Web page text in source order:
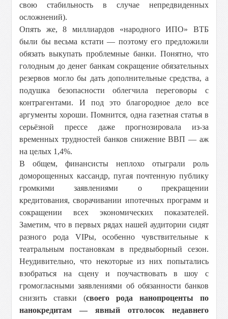
свою стабильность в случае непредвиденных
осложнений).
Опять же, 8 миллиардов «народного ИПО» ВТБ
были бы весьма кстати — поэтому его предложили
обязать выкупать проблемные банки. Понятно, что
голодным до денег банкам сокращение обязательных
резервов могло бы дать дополнительные средства, а
подушка безопасности облегчила переговоры с
контрагентами. И под это благородное дело все
аргументы хороши. Помнится, одна газетная статья в
серьёзной прессе даже прогнозировала из-за
временных трудностей банков снижение ВВП — аж
на целых 1,4%.
В общем, финансисты неплохо отыграли роль
доморощенных кассандр, пугая почтенную публику
громкими заявлениями о прекращении
кредитования, сворачивании ипотечных программ и
сокращении всех экономических показателей.
Заметим, что в первых рядах нашей аудитории сидят
разного рода VIPы, особенно чувствительные к
театральным постановкам в предвыборный сезон.
Неудивительно, что некоторые из них попытались
взобраться на сцену и поучаствовать в шоу с
громогласными заявлениями об обязанности банков
снизить ставки (своего рода нанопроценты по
нанокредитам — явный отголосок недавнего